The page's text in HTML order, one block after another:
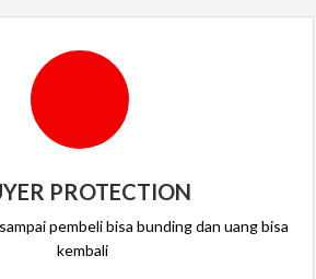
PROTECTION
pembeli bisa bunding dan uang bisa
kembali